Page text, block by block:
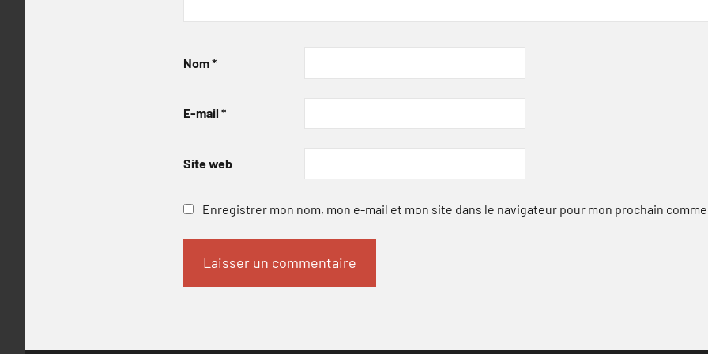
Nom*
E-mail *
Site web
Enregistrer mon nom, mon e-mail et mon site dans le navigateur pour mon prochain